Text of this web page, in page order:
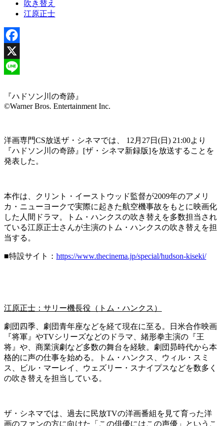
吹き替え
江原正士
Facebook
X
『ハドソン川の奇跡』
©Warner Bros. Entertainment Inc.
洋画専門CS放送ザ・シネマでは、 12月27日(日) 21:00より
『ハドソン川の奇跡』[ザ・シネマ新録版]を放送することを
発表した。
本作は、クリント・イーストウッド監督が2009年のアメリ
カ・ニューヨークで実際に起きた航空機事故をもとに映画化
した人間ドラマ。トム・ハンクスの吹き替えを多数担当され
ている江原正士さんが主演のトム・ハンクスの吹き替えを担
当する。
■特設サイト： https://www.thecinema.jp/special/hudson-kiseki/
江原正士：サリー機長役（トム・ハンクス）
劇団四季、劇団青年座などを経て現在に至る。日米合作映画
『将軍』やTVシリーズなどのドラマ、緒形拳主演の『王
将』や、商業演劇など多数の舞台を経験。劇団昴時代から本
格的に声の仕事を始める。トム・ハンクス、ウィル・スミ
ス、ビル・マーレイ、ウェズリー・スナイプスなどを数多く
の吹き替えを担当している。
ザ・シネマでは、過去に民放TVの洋画番組を見て育った洋
画のファンの方に向けた「この俳優にはこの声優」というこ